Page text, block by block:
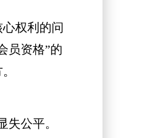
权利的问
员资格”的
公平。